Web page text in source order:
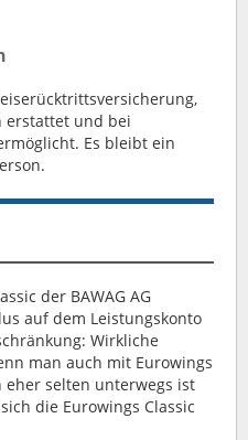
erstattet und bei
Es bleibt ein
der BAWAG AG
auf dem Leistungskonto
Wirkliche
man auch mit Eurowings
eher selten unterwegs ist
die Eurowings Classic